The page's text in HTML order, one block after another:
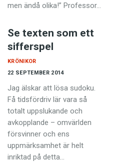
men ändå olika!” Professor…
Se texten som ett
sifferspel
22 SEPTEMBER 2014
KRÖNIKOR
Jag älskar att lösa sudoku.
Få tidsfördriv lär vara så
totalt uppslukande och
avkopplande – omvärlden
försvinner och ens
uppmärksamhet är helt
inriktad på detta…